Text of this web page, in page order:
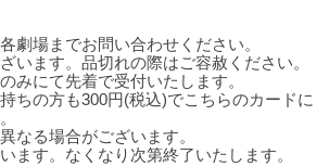
劇場までお問い合わせください。
います。品切れの際はご容赦ください。
みにて先着で受付いたします。
ちの方も300円(税込)でこちらのカードに
なる場合がございます。
ます。なくなり次第終了いたします。